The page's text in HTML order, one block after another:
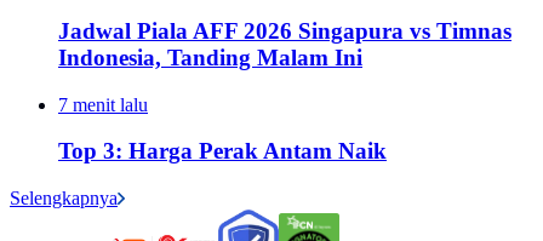
Jadwal Piala AFF 2026 Singapura vs Timnas
Indonesia, Tanding Malam Ini
7 menit lalu
Top 3: Harga Perak Antam Naik
Selengkapnya